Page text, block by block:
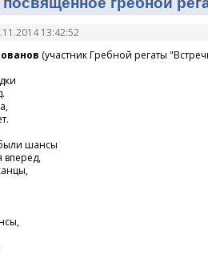
13:42:52
(участник Гребной регаты
шансы
вперед,